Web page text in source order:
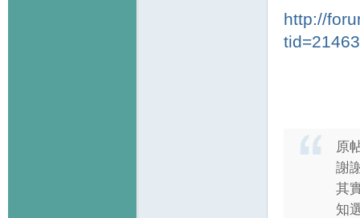
http://
原
謝
其
知